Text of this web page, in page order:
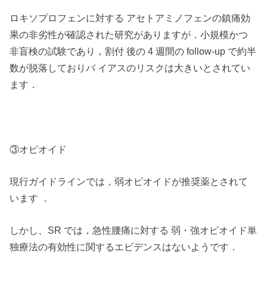
ロキソプロフェンに対する アセトアミノフェンの鎮痛効
果の非劣性が確認された研究がありますが．小規模かつ
非盲検の試験であり，割付 後の 4 週間の follow-up で約半
数が脱落しておりバ イアスのリスクは大きいとされてい
ます．
③オピオイド
現行ガイドラインでは，弱オピオイドが推奨薬とされて
います ．
しかし、SR では，急性腰痛に対する 弱・強オピオイド単
独療法の有効性に関するエビデンスはないようです．